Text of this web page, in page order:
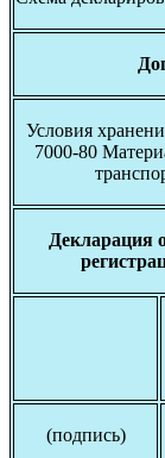
Условия
7000-80
Декларация
(подпись)